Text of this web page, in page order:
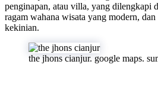
penginapan, atau villa, yang dilengkapi
ragam wahana wisata yang modern, dan
kekinian.
the jhons cianjur. google maps.